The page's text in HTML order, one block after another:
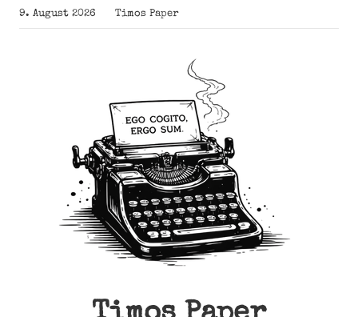
Zum
Inhalt
9. August 2026 Timos Paper